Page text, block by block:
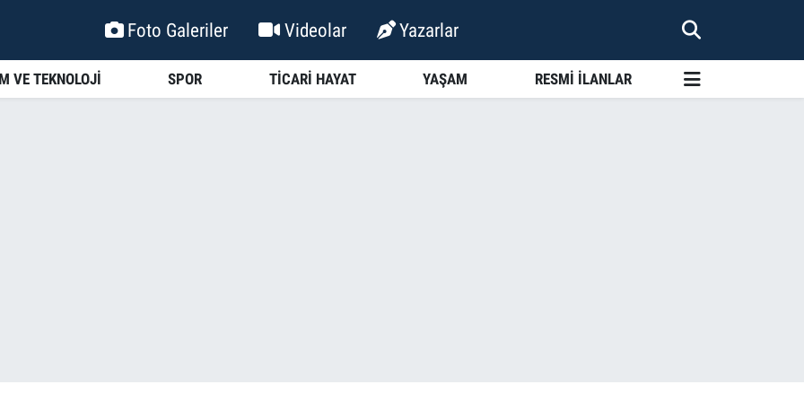
Foto Galeriler Videolar Yazarlar
VE TEKNOLOJİ SPOR TİCARİ HAYAT YAŞAM RESMİ İLANLAR